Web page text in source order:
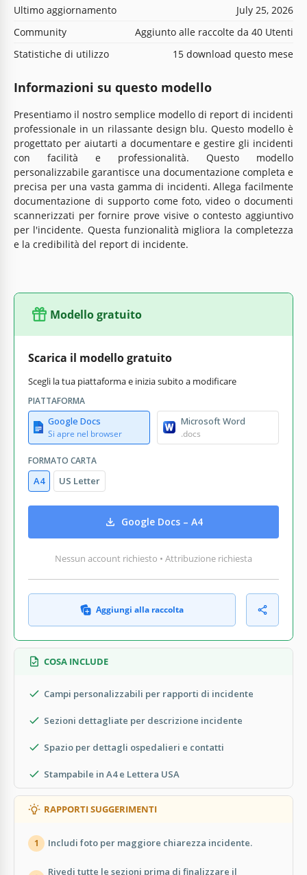
Ultimo aggiornamento
July 25, 2026
Community
Aggiunto alle raccolte da 40 Utenti
Statistiche di utilizzo
15 download questo mese
Informazioni su questo modello
Presentiamo il nostro semplice modello di report di incidenti
professionale in un rilassante design blu. Questo modello è
progettato per aiutarti a documentare e gestire gli incidenti
con facilità e professionalità. Questo modello
personalizzabile garantisce una documentazione completa e
precisa per una vasta gamma di incidenti. Allega facilmente
documentazione di supporto come foto, video o documenti
scannerizzati per fornire prove visive o contesto aggiuntivo
per l'incidente. Questa funzionalità migliora la completezza
e la credibilità del report di incidente.
Modello gratuito
Scarica il modello gratuito
Scegli la tua piattaforma e inizia subito a modificare
PIATTAFORMA
Google Docs
Si apre nel browser
Microsoft Word
.docs
FORMATO CARTA
A4 US Letter
Google Docs – A4
Nessun account richiesto • Attribuzione richiesta
Aggiungi alla raccolta
COSA INCLUDE
Campi personalizzabili per rapporti di incidente
Sezioni dettagliate per descrizione incidente
Spazio per dettagli ospedalieri e contatti
Stampabile in A4 e Lettera USA
RAPPORTI SUGGERIMENTI
1 Includi foto per maggiore chiarezza incidente.
Rivedi tutte le sezioni prima di finalizzare il